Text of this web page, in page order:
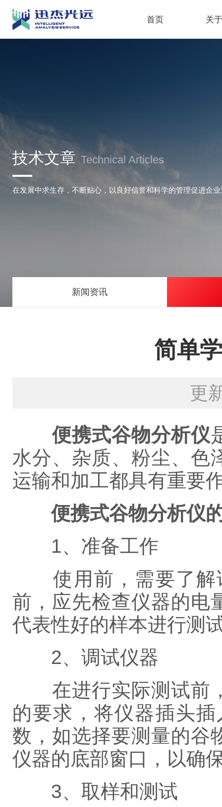
首页 关
技术文章 Technical Articles
在发展中求生存，不断贴心，以良好信誉和科学的管理促进企
新闻资讯
简单
更
便携式谷物分析仪
水分、杂质、粉尘、色
运输和加工都具有重要
便携式谷物分析仪
1、准备工作
使用前，需要了解
前，应先检查仪器的电
代表性好的样本进行测
2、调试仪器
在进行实际测试前，
的要求，将仪器插头
数，如选择要测量的谷
仪器的底部窗口，以确
3、取样和测试